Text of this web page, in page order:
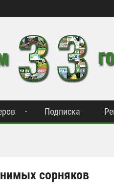
Подписка
сорняков